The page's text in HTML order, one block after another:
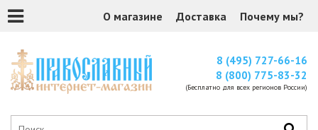
О магазине Доставка Почему мы?
8 (495) 727-66-16
8 (800) 775-83-32
(Бесплатно для всех регионов России)